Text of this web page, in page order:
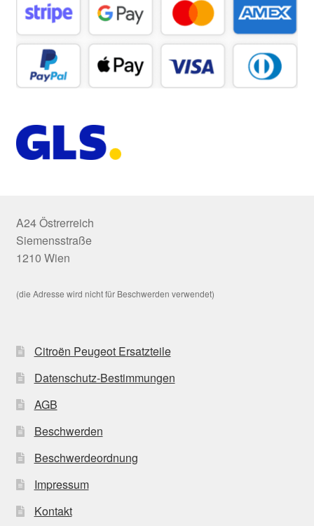
A24 Östrerreich
Siemensstraße
1210 Wien
(die Adresse wird nicht für Beschwerden verwendet)
Citroën Peugeot Ersatzteile
Datenschutz-Bestimmungen
AGB
Beschwerden
Beschwerdeordnung
Impressum
Kontakt